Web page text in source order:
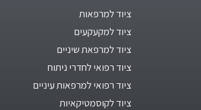
ציוד למרפאות
ציוד למקעקעים
ציוד למרפאת שיניים
ציוד רפואי לחדרי ניתוח
ציוד רפואי למרפאות עיניים
ציוד לקוסמטיקאיות